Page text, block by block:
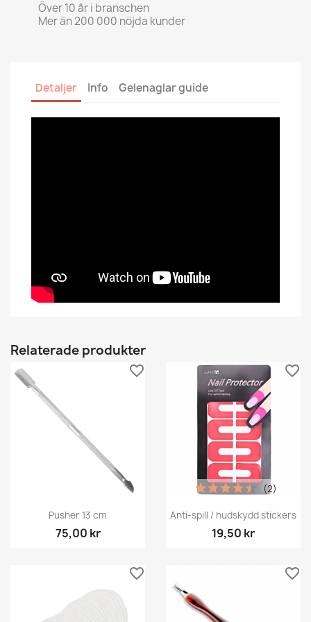
Över 10 år i branschen
Mer än 200 000 nöjda kunder
Detaljer Info Gelenaglar guide
Relaterade produkter
Pusher 13 cm
75,00 kr
favorite_border
Anti-spill / hudskydd stickers
19,50 kr
(2)
favorite_border
favorite_border favorite_border